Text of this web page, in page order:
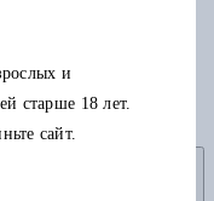
и
старше 18 лет.
сайт.